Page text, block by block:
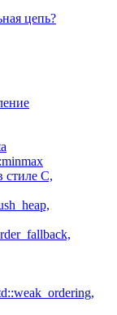
цепь?
стиле C,